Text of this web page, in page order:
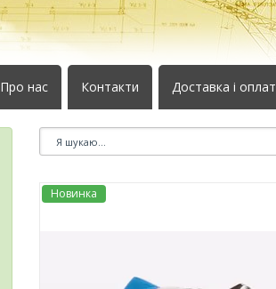
Про нас Контакти Доставка і
Новинка